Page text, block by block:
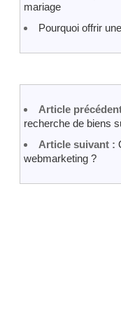
mariage
Pourquoi offrir
Article
recherche de biens
Article suivant :
webmarketing ?